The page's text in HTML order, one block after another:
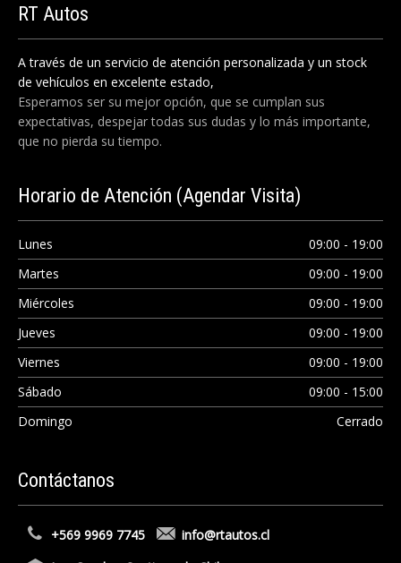
RT Autos
A través de un servicio de atención personalizada y un stock
de vehículos en excelente estado,
Esperamos ser su mejor opción, que se cumplan sus
expectativas, despejar todas sus dudas y lo más importante,
que no pierda su tiempo.
Horario de Atención (Agendar Visita)
Lunes
09:00 - 19:00
Martes
09:00 - 19:00
Miércoles
09:00 - 19:00
Jueves
09:00 - 19:00
Viernes
09:00 - 19:00
Sábado
09:00 - 15:00
Domingo
Cerrado
Contáctanos
+569 9969 7745
info@rtautos.cl